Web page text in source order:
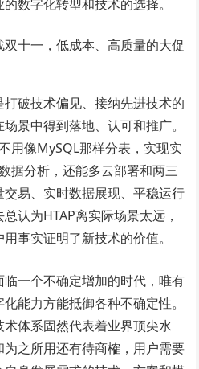
数字化转型和技术的选择。
破技术偏见、接纳先进技术的
景中得到落地、认可和推广。
用像MySQL那样分表，实现实
据分析，还能多云部署和两三
易、实时数据展现、平稳运行
认为HTAP离实际场景太远，
事实证明了新技术的价值。
一个不确定增加的时代，唯有
能力方能抵御各种不确定性。
体系固然代表着业界顶尖水
之所用还有待商榷，用户需要